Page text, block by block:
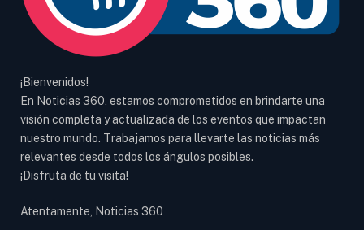
¡Bienvenidos!
En Noticias 360, estamos comprometidos en brindarte una
visión completa y actualizada de los eventos que impactan
nuestro mundo. Trabajamos para llevarte las noticias más
relevantes desde todos los ángulos posibles.
¡Disfruta de tu visita!
Atentamente, Noticias 360